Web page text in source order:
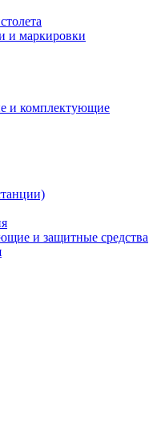
и маркировки
и комплектующие
и защитные средства